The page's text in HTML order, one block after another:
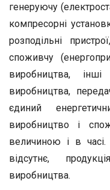
генеруючу
компресорні
розподільні
споживчу
виробництва,
виробництва,
єдиний
виробництво і
величиною і в
відсутнє,
виробництва.